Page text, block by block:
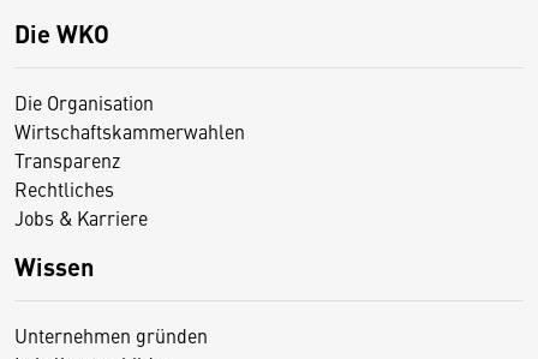
Die WKO
Die Organisation
Wirtschaftskammerwahlen
Transparenz
Rechtliches
Jobs & Karriere
Wissen
Unternehmen gründen